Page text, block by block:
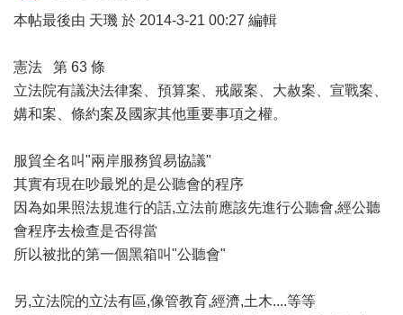
本帖最後由 天璣 於 2014-3-21 00:27 編輯
憲法 第 63 條
立法院有議決法律案、預算案、戒嚴案、大赦案、宣戰案、
媾和案、條約案及國家其他重要事項之權。
服貿全名叫"兩岸服務貿易協議"
其實有現在吵最兇的是公聽會的程序
因為如果照法規進行的話,立法前應該先進行公聽會,經公聽
會程序去檢查是否得當
所以被批的第一個黑箱叫"公聽會"
另,立法院的立法有區,像管教育,經濟,土木....等等